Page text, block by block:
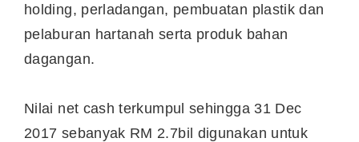
holding, perladangan, pembuatan plastik dan
pelaburan hartanah serta produk bahan
dagangan.
Nilai net cash terkumpul sehingga 31 Dec
2017 sebanyak RM 2.7bil digunakan untuk